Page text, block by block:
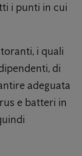
i punti in cui
i quali
di
adeguata
e batteri in